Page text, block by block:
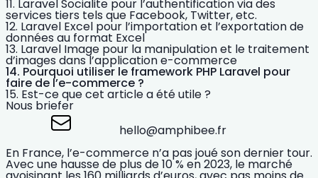
Laravel Socialite pour l’authentification via des
services tiers tels que Facebook, Twitter, etc.
Laravel Excel pour l’importation et l’exportation de
données au format Excel
Laravel Image pour la manipulation et le traitement
d’images dans l’application e-commerce
Pourquoi utiliser le framework PHP Laravel pour
faire de l’e-commerce ?
Est-ce que cet article a été utile ?
Nous briefer
hello@amphibee.fr
En France, l’e-commerce n’a pas joué son dernier tour.
Avec une hausse de plus de 10 % en 2023, le marché